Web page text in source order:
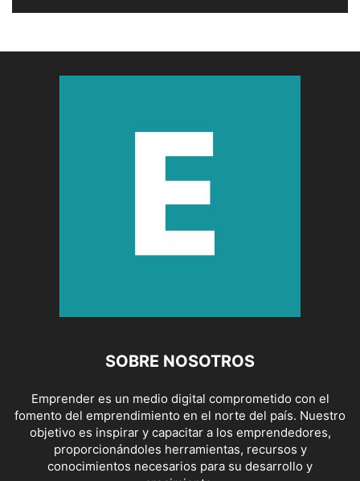
SOBRE NOSOTROS
Emprender es un medio digital comprometido con el
fomento del emprendimiento en el norte del país. Nuestro
objetivo es inspirar y capacitar a los emprendedores,
proporcionándoles herramientas, recursos y
conocimientos necesarios para su desarrollo y